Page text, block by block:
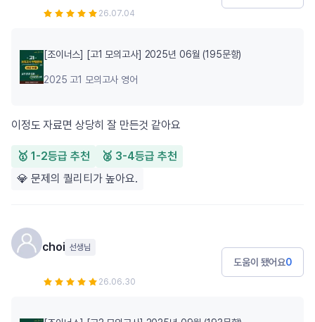
26.07.04
[조이너스] [고1 모의고사] 2025년 06월 (195문항)
2025 고1 모의고사 영어
이정도 자료면 상당히 잘 만든것 같아요
🥇 1-2등급 추천
🥈 3-4등급 추천
💎 문제의 퀄리티가 높아요.
choi 선생님
26.06.30
도움이 됐어요0